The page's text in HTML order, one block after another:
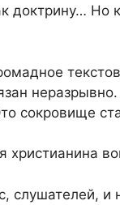
доктрину… Но
сокровище
слушателей,